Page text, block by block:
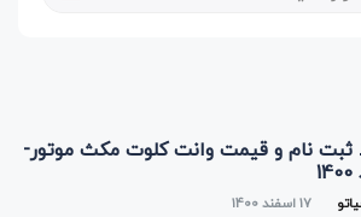
ثبت نام و قیمت وانت کلوت مکث موتور-
17 اسفند 1400